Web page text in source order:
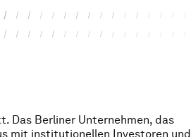
Das Berliner Unternehmen, das
mit institutionellen Investoren und